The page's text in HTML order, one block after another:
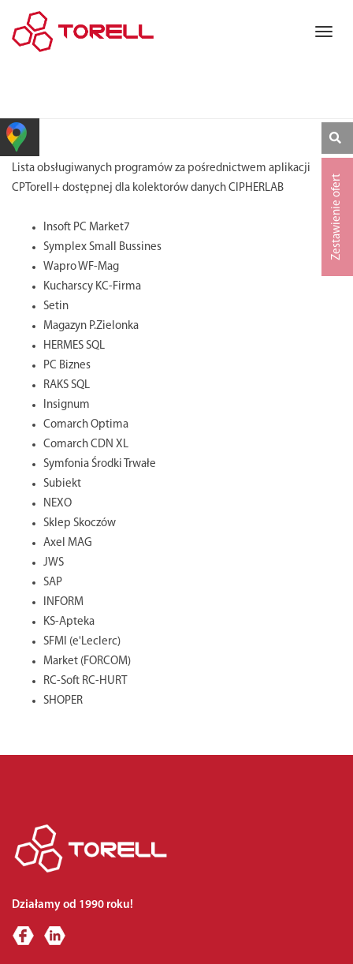
Lista obsługiwanych programów za pośrednictwem aplikacji
CPTorell+ dostępnej dla kolektorów danych CIPHERLAB
Insoft PC Market7
Symplex Small Bussines
Wapro WF-Mag
Kucharscy KC-Firma
Setin
Magazyn P.Zielonka
HERMES SQL
PC Biznes
RAKS SQL
Insignum
Comarch Optima
Comarch CDN XL
Symfonia Środki Trwałe
Subiekt
NEXO
Sklep Skoczów
Axel MAG
JWS
SAP
INFORM
KS-Apteka
SFMI (e'Leclerc)
Market (FORCOM)
RC-Soft RC-HURT
SHOPER
Działamy od 1990 roku!
Zestawienie ofert